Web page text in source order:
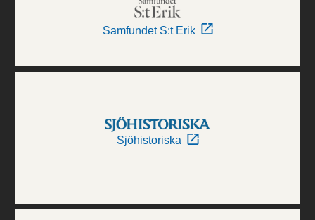
Samfundet S:t Erik
Sjöhistoriska